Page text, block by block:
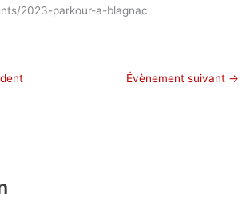
2023-parkour-a-blagnac
Évènement suivant →